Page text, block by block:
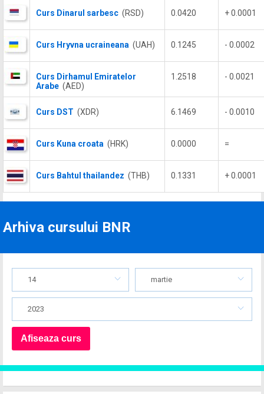
Curs Dinarul sarbesc (RSD) 0.0420 + 0.0001
Curs Hryvna ucraineana (UAH) 0.1245 - 0.0002
Curs Dirhamul Emiratelor
Arabe (AED)
1.2518 - 0.0021
Curs DST (XDR) 6.1469 - 0.0010
Curs Kuna croata (HRK) 0.0000 =
Curs Bahtul thailandez (THB) 0.1331 + 0.0001
Arhiva cursului BNR
14 martie
2023